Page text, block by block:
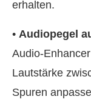
erhalten.
• Audiopegel
Audio-
Lautstärke
Spuren